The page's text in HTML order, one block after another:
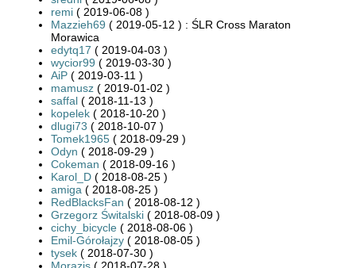
remi ( 2019-06-08 )
Mazzieh69 ( 2019-05-12 ) : ŚLR Cross Maraton
Morawica
edytq17 ( 2019-04-03 )
wycior99 ( 2019-03-30 )
AiP ( 2019-03-11 )
mamusz ( 2019-01-02 )
saffal ( 2018-11-13 )
kopelek ( 2018-10-20 )
dlugi73 ( 2018-10-07 )
Tomek1965 ( 2018-09-29 )
Odyn ( 2018-09-29 )
Cokeman ( 2018-09-16 )
Karol_D ( 2018-08-25 )
amiga ( 2018-08-25 )
RedBlacksFan ( 2018-08-12 )
Grzegorz Świtalski ( 2018-08-09 )
cichy_bicycle ( 2018-08-06 )
Emil-Górołajzy ( 2018-08-05 )
tysek ( 2018-07-30 )
Morazis ( 2018-07-28 )